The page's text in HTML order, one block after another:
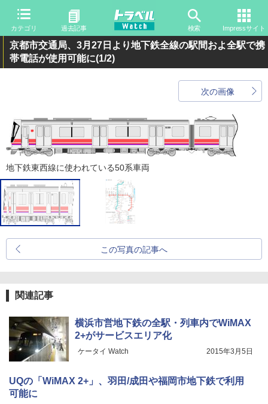
カテゴリ 過去記事 検索 Impressサイト
京都市交通局、3月27日より地下鉄全線の駅間およ全駅で携
帯電話が使用可能に(1/2)
次の画像
地下鉄東西線に使われている50系車両
この写真の記事へ
関連記事
横浜市営地下鉄の全駅・列車内でWiMAX
2+がサービスエリア化
ケータイ Watch 2015年3月5日
UQの「WiMAX 2+」、羽田/成田や福岡市地下鉄で利用
可能に